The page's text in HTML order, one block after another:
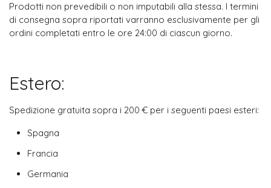
Prodotti non prevedibili o non imputabili alla stessa. I termini
di consegna sopra riportati varranno esclusivamente per gli
ordini completati entro le ore 24:00 di ciascun giorno.
Estero:
Spedizione gratuita sopra i 200 € per i seguenti paesi esteri:
Spagna
Francia
Germania